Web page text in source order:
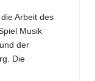
Arbeit des
Musik
der
Die